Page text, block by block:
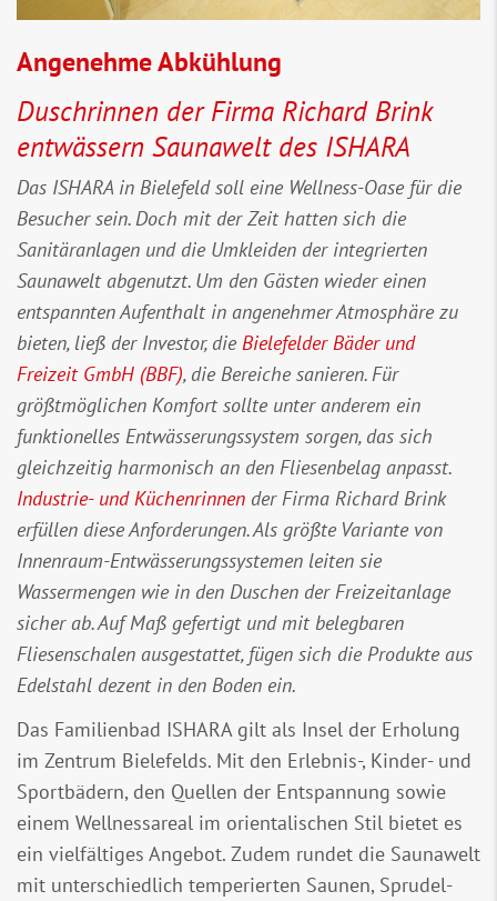
Angenehme Abkühlung
Duschrinnen der Firma Richard Brink
entwässern Saunawelt des ISHARA
Das ISHARA in Bielefeld soll eine Wellness-Oase für die
Besucher sein. Doch mit der Zeit hatten sich die
Sanitäranlagen und die Umkleiden der integrierten
Saunawelt abgenutzt. Um den Gästen wieder einen
entspannten Aufenthalt in angenehmer Atmosphäre zu
bieten, ließ der Investor, die Bielefelder Bäder und
Freizeit GmbH (BBF), die Bereiche sanieren. Für
größtmöglichen Komfort sollte unter anderem ein
funktionelles Entwässerungssystem sorgen, das sich
gleichzeitig harmonisch an den Fliesenbelag anpasst.
Industrie- und Küchenrinnen der Firma Richard Brink
erfüllen diese Anforderungen. Als größte Variante von
Innenraum-Entwässerungssystemen leiten sie
Wassermengen wie in den Duschen der Freizeitanlage
sicher ab. Auf Maß gefertigt und mit belegbaren
Fliesenschalen ausgestattet, fügen sich die Produkte aus
Edelstahl dezent in den Boden ein.
Das Familienbad ISHARA gilt als Insel der Erholung
im Zentrum Bielefelds. Mit den Erlebnis-, Kinder- und
Sportbädern, den Quellen der Entspannung sowie
einem Wellnessareal im orientalischen Stil bietet es
ein vielfältiges Angebot. Zudem rundet die Saunawelt
mit unterschiedlich temperierten Saunen, Sprudel-